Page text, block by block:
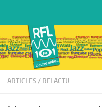
ARTICLES / RFLACTU